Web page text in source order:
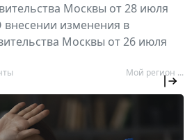
Москвы от 28 июля
изменения в
Москвы от 26 июля
Мой регион ...